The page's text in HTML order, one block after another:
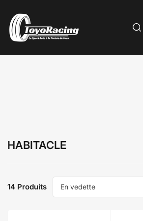
HABITACLE
r
14 Produits